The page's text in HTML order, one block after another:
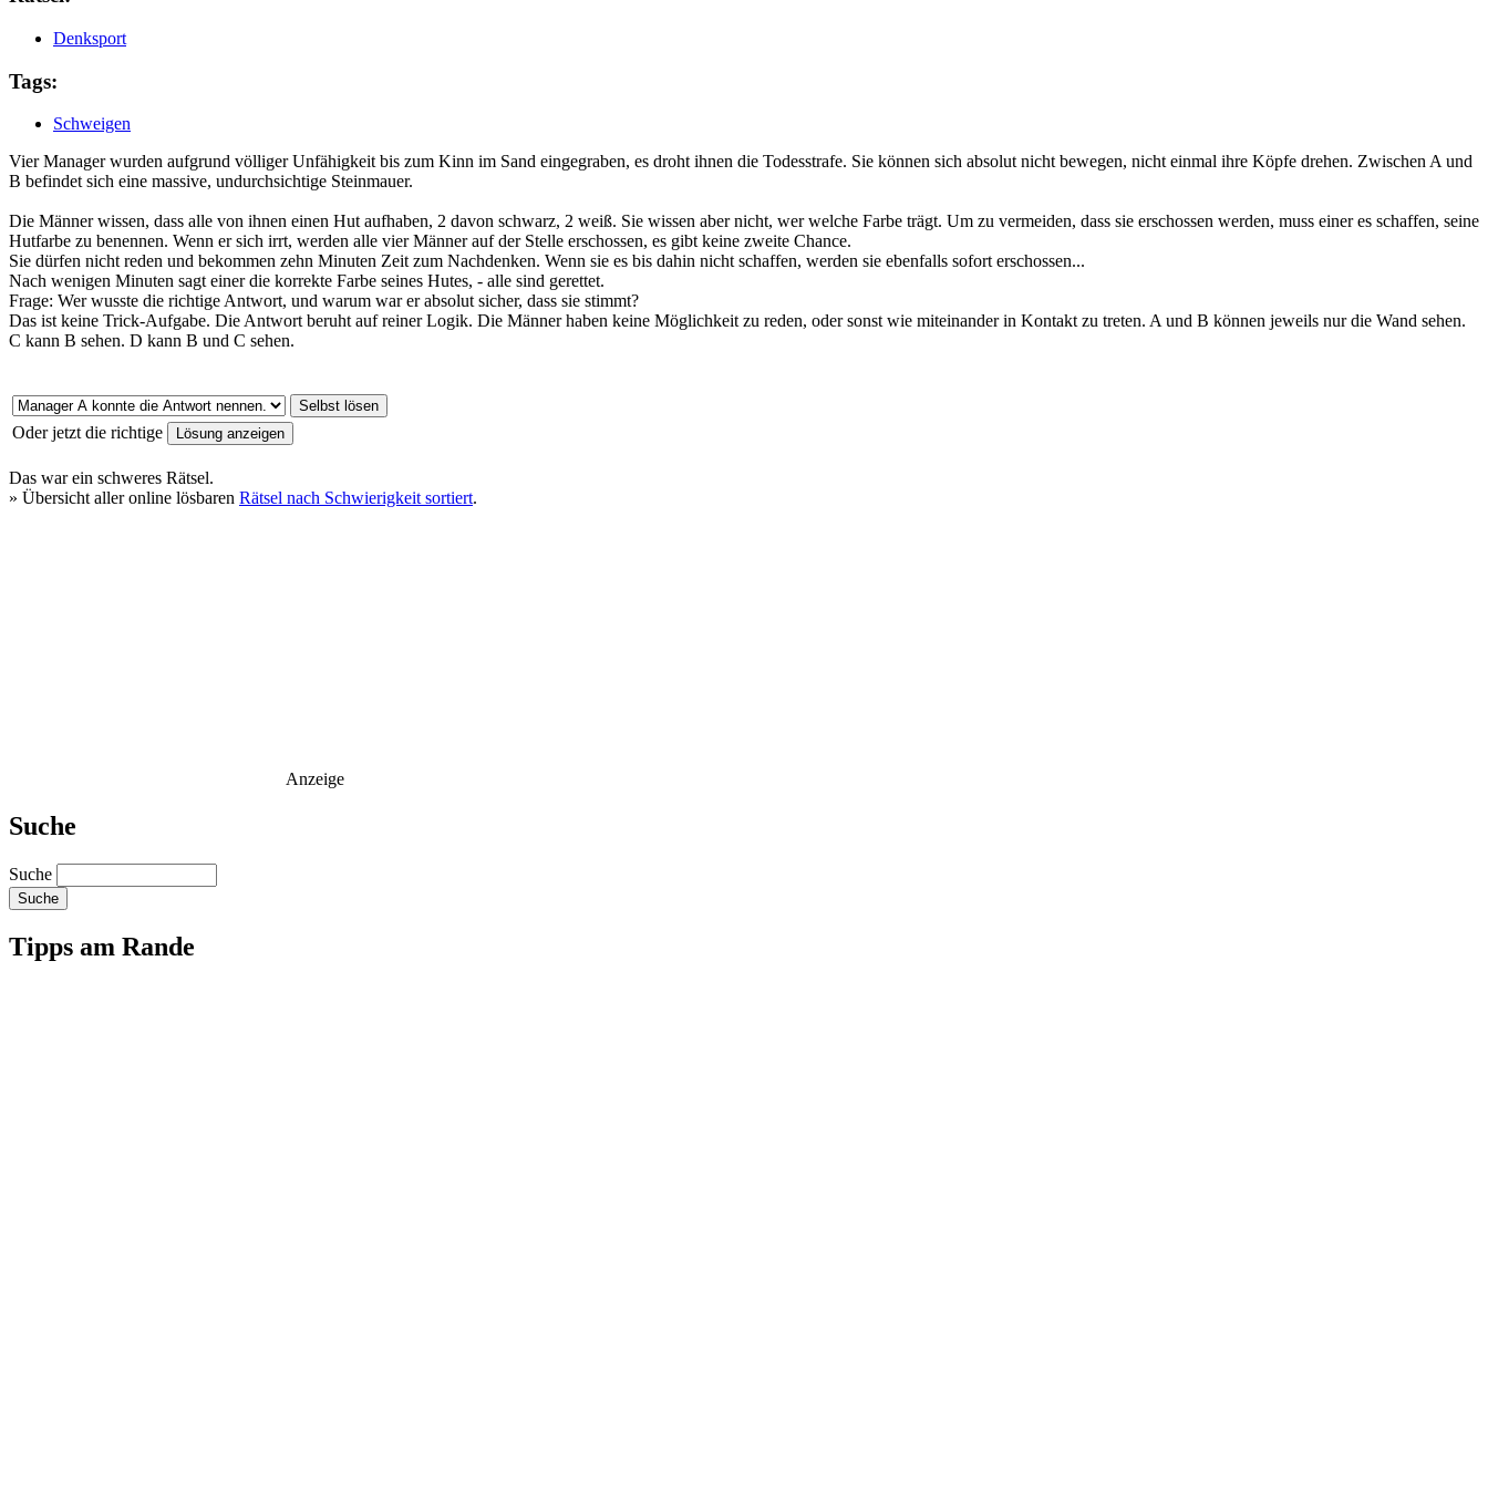
Denksport
Tags:
Schweigen
Vier Manager wurden aufgrund völliger Unfähigkeit bis zum Kinn im Sand eingegraben, es droht ihnen die Todesstrafe. Sie können sich absolut nicht bewegen, nicht einmal ihre Köpfe drehen. Zwischen A und
B befindet sich eine massive, undurchsichtige Steinmauer.
Die Männer wissen, dass alle von ihnen einen Hut aufhaben, 2 davon schwarz, 2 weiß. Sie wissen aber nicht, wer welche Farbe trägt. Um zu vermeiden, dass sie erschossen werden, muss einer es schaffen, seine
Hutfarbe zu benennen. Wenn er sich irrt, werden alle vier Männer auf der Stelle erschossen, es gibt keine zweite Chance.
Sie dürfen nicht reden und bekommen zehn Minuten Zeit zum Nachdenken. Wenn sie es bis dahin nicht schaffen, werden sie ebenfalls sofort erschossen...
Nach wenigen Minuten sagt einer die korrekte Farbe seines Hutes, - alle sind gerettet.
Frage: Wer wusste die richtige Antwort, und warum war er absolut sicher, dass sie stimmt?
Das ist keine Trick-Aufgabe. Die Antwort beruht auf reiner Logik. Die Männer haben keine Möglichkeit zu reden, oder sonst wie miteinander in Kontakt zu treten. A und B können jeweils nur die Wand sehen.
C kann B sehen. D kann B und C sehen.
Oder jetzt die richtige
Das war ein schweres Rätsel.
» Übersicht aller online lösbaren Rätsel nach Schwierigkeit sortiert.
Anzeige
Suche
Suche
Tipps am Rande